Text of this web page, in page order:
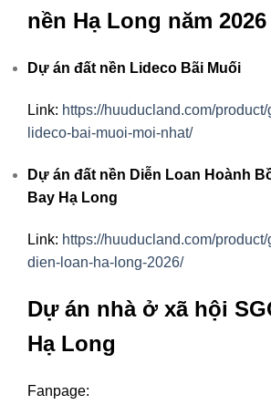
nền Hạ Long năm 2026
Dự án đất nền Lideco Bãi Muối
Link: https://huuducland.com/
lideco-bai-muoi-moi-nhat/
Dự án đất nền Diễn Loan Hoành
Bay Hạ Long
Link: https://huuducland.com/
dien-loan-ha-long-2026/
Dự án nhà ở xã hội
Hạ Long
Fanpage: